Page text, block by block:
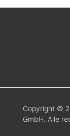
Copyright ©
GmbH. Alle